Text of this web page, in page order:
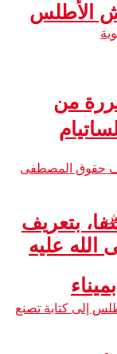
من
الأطلس
بتعريف
عليه